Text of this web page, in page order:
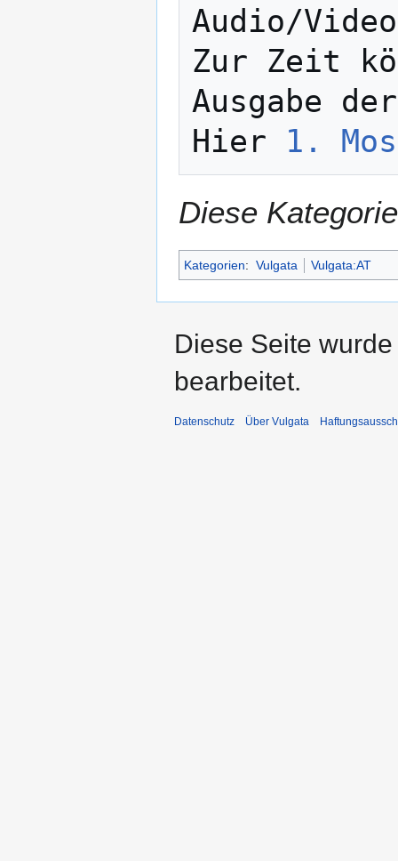
Audio/
Zur Zeit
Ausgabe
Hier 1.
Diese
Kategorien: Vulgata Vulgata:AT
Diese Seite
bearbeitet.
Datenschutz Über Vulgata